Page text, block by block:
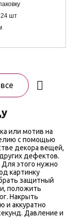
24 шт
все
или мотив на
с помощью
декора вещей,
дефектов.
этого нужно
картинку
защитный
положить
Накрыть
и аккуратно
Давление и